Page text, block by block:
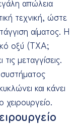
τεχνική, ώστε
αίματος. Η
οξύ (TXA;
μεταγγίσεις.
και κάνει
χειρουργείο.